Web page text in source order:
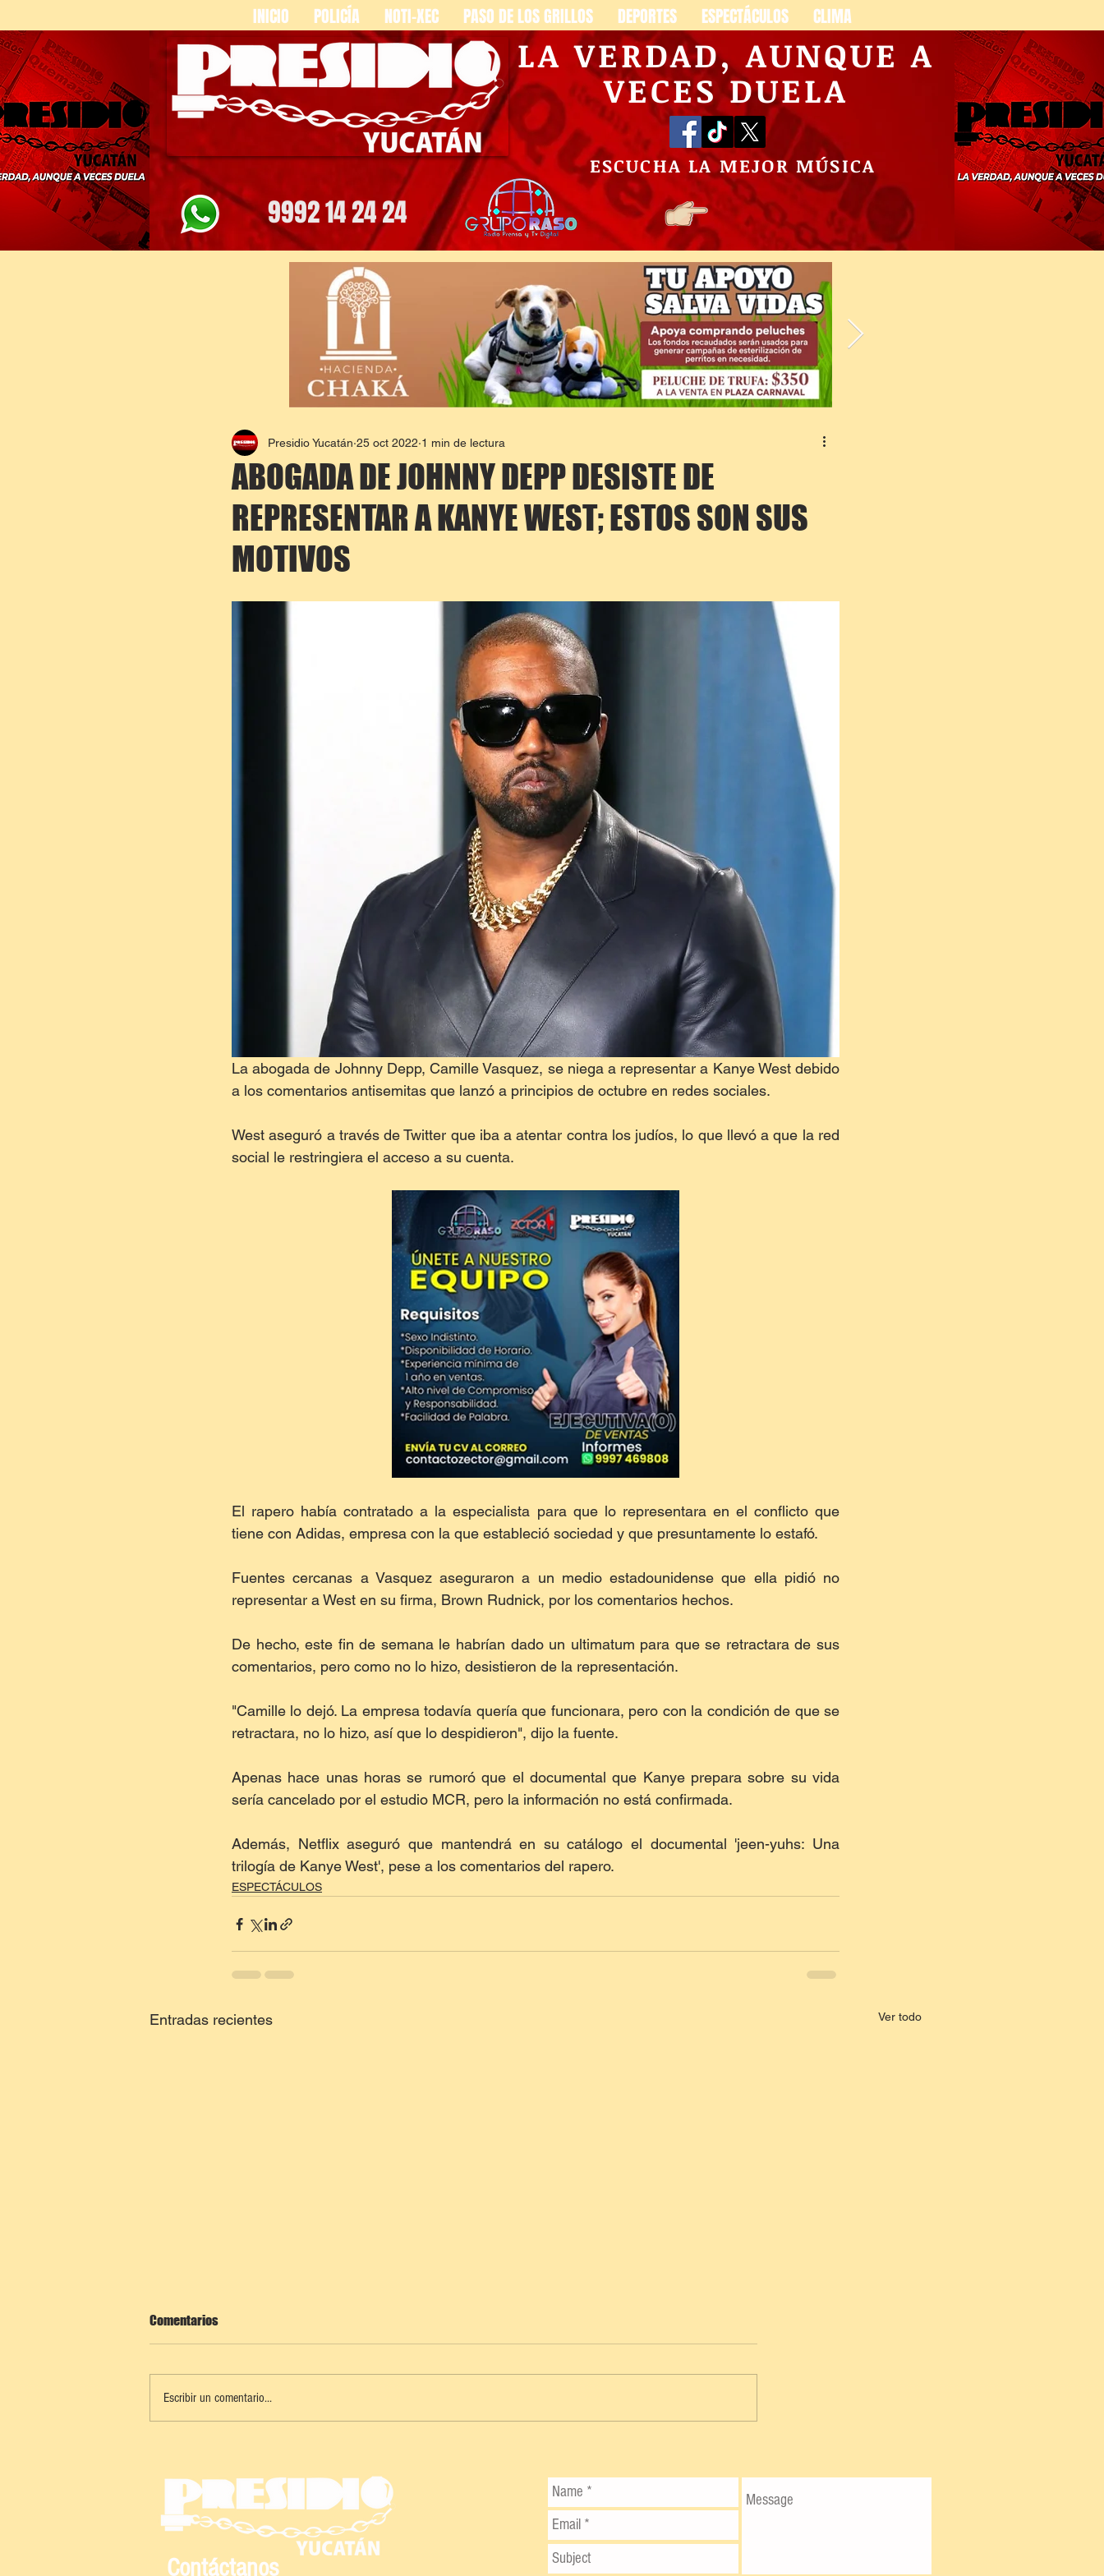
INICIO POLICÍA NOTI-XEC PASO DE LOS GRILLOS DEPORTES ESPECTÁCULOS CLIMA
LA VERDAD, AUNQUE A
VECES DUELA
ESCUCHA LA MEJOR MÚSICA
9992 14 24 24
ABOGADA DE JOHNNY DEPP DESISTE DE
REPRESENTAR A KANYE WEST; ESTOS SON SUS
MOTIVOS
Presidio Yucatán 25 oct 2022 1 min de lectura
La abogada de Johnny Depp, Camille Vasquez, se niega a representar a Kanye West debido
a los comentarios antisemitas que lanzó a principios de octubre en redes sociales.
West aseguró a través de Twitter que iba a atentar contra los judíos, lo que llevó a que la red
social le restringiera el acceso a su cuenta.
El rapero había contratado a la especialista para que lo representara en el conflicto que
tiene con Adidas, empresa con la que estableció sociedad y que presuntamente lo estafó.
Fuentes cercanas a Vasquez aseguraron a un medio estadounidense que ella pidió no
representar a West en su firma, Brown Rudnick, por los comentarios hechos.
De hecho, este fin de semana le habrían dado un ultimatum para que se retractara de sus
comentarios, pero como no lo hizo, desistieron de la representación.
"Camille lo dejó. La empresa todavía quería que funcionara, pero con la condición de que se
retractara, no lo hizo, así que lo despidieron", dijo la fuente.
Apenas hace unas horas se rumoró que el documental que Kanye prepara sobre su vida
sería cancelado por el estudio MCR, pero la información no está confirmada.
Además, Netflix aseguró que mantendrá en su catálogo el documental 'jeen-yuhs: Una
trilogía de Kanye West', pese a los comentarios del rapero.
ESPECTÁCULOS
Entradas recientes Ver todo
Y TRADICIÓN
Comentarios
Escribir un comentario...
Contáctanos